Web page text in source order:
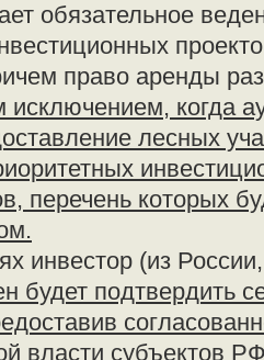
обязательное
право аренды
когда
лесных
перечень которых
инвестор (из
будет подтвердить
власти субъектов